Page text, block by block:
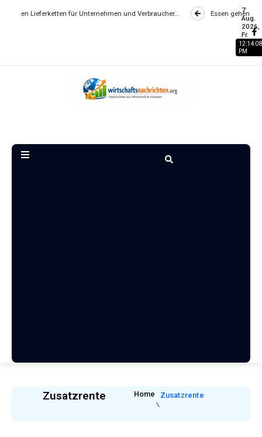
für Unternehmen und Verbraucher… Essen gehen wird zum Luxus?
7
Aug.
2026,
Fr.
12:14:09
PM
Zusatzrente Home Zusatzrente